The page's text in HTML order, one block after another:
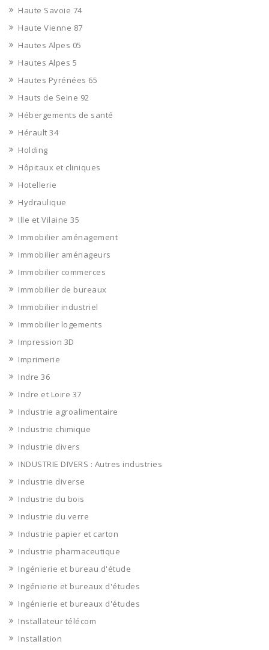
Haute Savoie 74
Haute Vienne 87
Hautes Alpes 05
Hautes Alpes 5
Hautes Pyrénées 65
Hauts de Seine 92
Hébergements de santé
Hérault 34
Holding
Hôpitaux et cliniques
Hotellerie
Hydraulique
Ille et Vilaine 35
Immobilier aménagement
Immobilier aménageurs
Immobilier commerces
Immobilier de bureaux
Immobilier industriel
Immobilier logements
Impression 3D
Imprimerie
Indre 36
Indre et Loire 37
Industrie agroalimentaire
Industrie chimique
Industrie divers
INDUSTRIE DIVERS : Autres industries
Industrie diverse
Industrie du bois
Industrie du verre
Industrie papier et carton
Industrie pharmaceutique
Ingénierie et bureau d'étude
Ingénierie et bureaux d'études
Ingénierie et bureaux d'études
Installateur télécom
Installation